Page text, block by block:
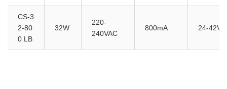
CS-3
2-80
0 LB
32W
220-
240VAC
800mA 24-42V